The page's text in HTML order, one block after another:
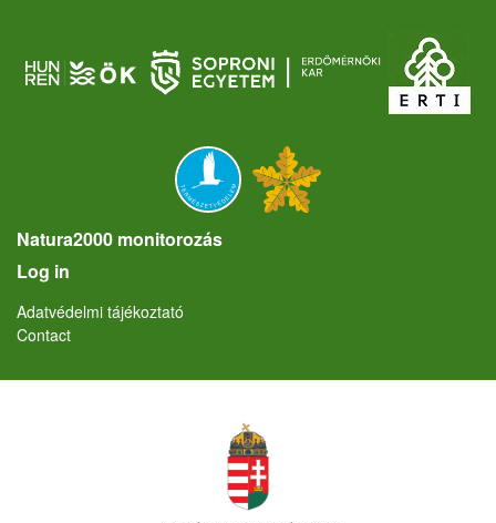
Natura2000 monitorozás
User account menu
Log in
Lábléc
Adatvédelmi tájékoztató
Contact